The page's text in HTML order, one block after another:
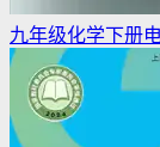
九年级化学下册